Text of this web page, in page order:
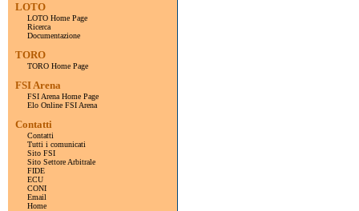
LOTO
LOTO Home Page
Ricerca
Documentazione
TORO
TORO Home Page
FSI Arena
FSI Arena Home Page
Elo Online FSI Arena
Contatti
Contatti
Tutti i comunicati
Sito FSI
Sito Settore Arbitrale
FIDE
ECU
CONI
Email
Home